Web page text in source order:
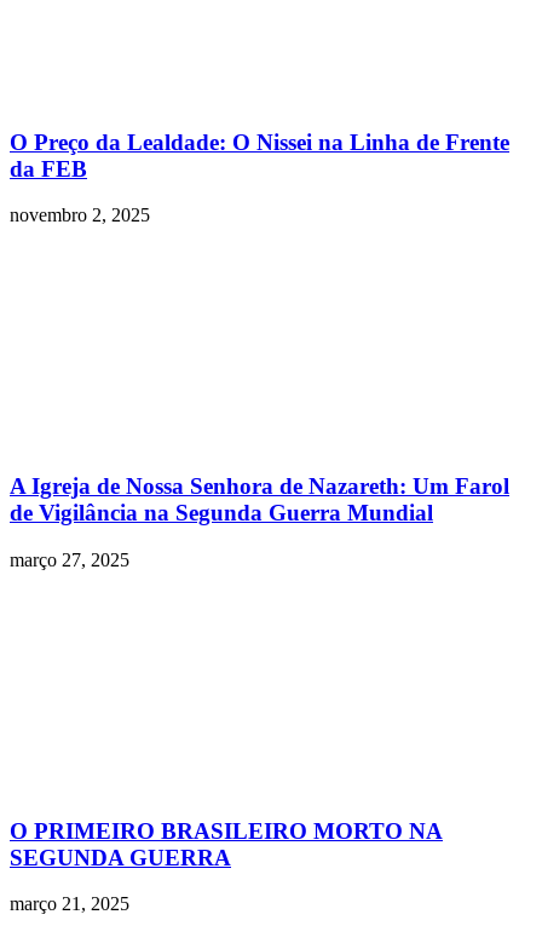
O Preço da Lealdade: O Nissei na Linha de Frente
da FEB
novembro 2, 2025
A Igreja de Nossa Senhora de Nazareth: Um Farol
de Vigilância na Segunda Guerra Mundial
março 27, 2025
O PRIMEIRO BRASILEIRO MORTO NA
SEGUNDA GUERRA
março 21, 2025